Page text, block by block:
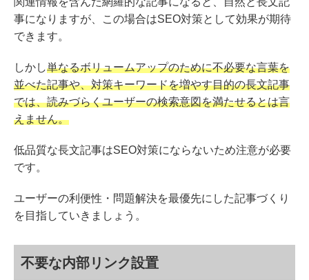
事になりますが、この場合はSEO対策として効果が期待
できます。
しかし単なるボリュームアップのために不必要な言葉を
並べた記事や、対策キーワードを増やす目的の長文記事
では、読みづらくユーザーの検索意図を満たせるとは言
えません。
低品質な長文記事はSEO対策にならないため注意が必要
です。
ユーザーの利便性・問題解決を最優先にした記事づくり
を目指していきましょう。
不要な内部リンク設置